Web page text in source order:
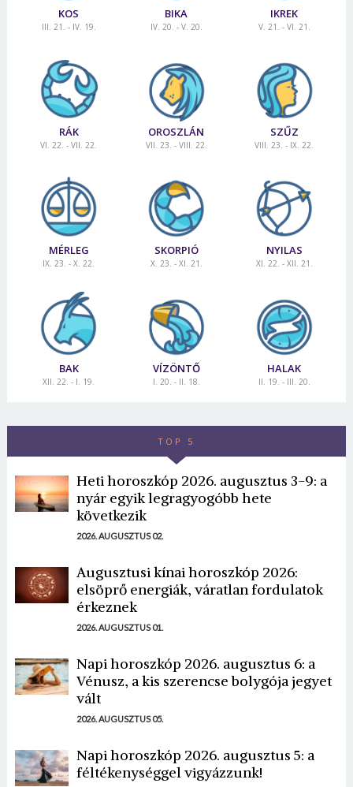
KOS
III. 21. - IV. 19.
BIKA
IV. 20. - V. 20.
IKREK
V. 21. - VI. 21.
RÁK
VI. 22. - VII. 22.
OROSZLÁN
VII. 23. - VIII. 22.
SZŰZ
VIII. 23. - IX. 22.
MÉRLEG
IX. 23. - X. 22.
SKORPIÓ
X. 23. - XI. 21.
NYILAS
XI. 22. - XII. 21.
BAK
XII. 22. - I. 19.
VÍZÖNTŐ
I. 20. - II. 18.
HALAK
II. 19. - III. 20.
TOP 5
Heti horoszkóp 2026. augusztus 3-9: a
nyár egyik legragyogóbb hete
következik
2026. AUGUSZTUS 02.
Augusztusi kínai horoszkóp 2026:
elsöprő energiák, váratlan fordulatok
érkeznek
2026. AUGUSZTUS 01.
Napi horoszkóp 2026. augusztus 6: a
Vénusz, a kis szerencse bolygója jegyet
vált
2026. AUGUSZTUS 05.
Napi horoszkóp 2026. augusztus 5: a
féltékenységgel vigyázzunk!